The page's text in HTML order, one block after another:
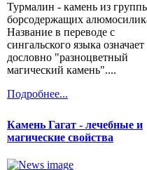
Турмалин - камень из
борсодержащих
Название в переводе с
сингальского языка означает
дословно "разноцветный
магический камень"....
Подробнее...
Камень Гагат - лечебные и
магические свойства